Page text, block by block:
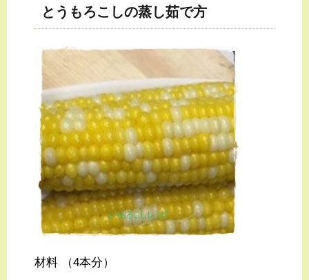
とうもろこしの蒸し茹で方
材料 （4本分）